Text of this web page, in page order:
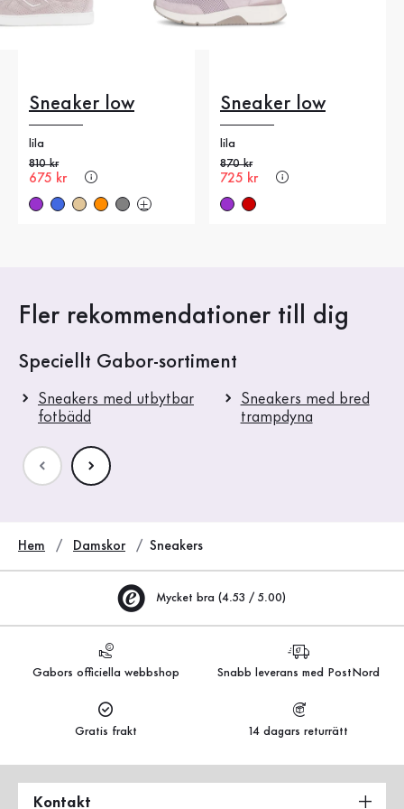
Sneaker low
lila
Gammalt pris
810 kr
Nytt pris
675 kr
Sneaker low
lila
Gammalt pris
870 kr
Nytt pris
725 kr
Fler rekommendationer till dig
Speciellt Gabor-sortiment
Sneakers med utbytbar
fotbädd
Sneakers med bred
trampdyna
Hem Damskor Sneakers
Mycket bra (4.53 / 5.00)
Gabors officiella webbshop Snabb leverans med PostNord
Gratis frakt 14 dagars returrätt
Kontakt